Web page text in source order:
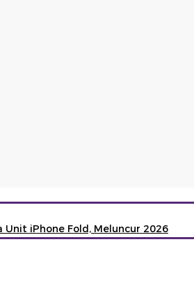
Unit iPhone Fold, Meluncur 2026